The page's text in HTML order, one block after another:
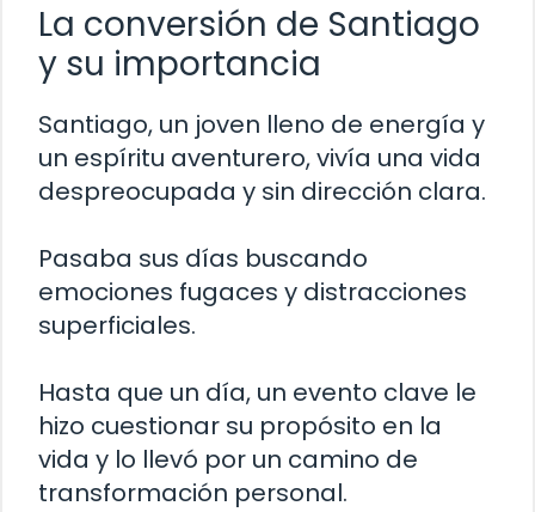
La conversión de Santiago
y su importancia
Santiago, un joven lleno de energía y
un espíritu aventurero, vivía una vida
despreocupada y sin dirección clara.
Pasaba sus días buscando
emociones fugaces y distracciones
superficiales.
Hasta que un día, un evento clave le
hizo cuestionar su propósito en la
vida y lo llevó por un camino de
transformación personal.